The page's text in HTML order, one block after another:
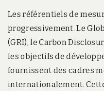
Les référentiels de
progressivement. Le
(GRI), le Carbon
les objectifs de
fournissent des cadres
internationalement.